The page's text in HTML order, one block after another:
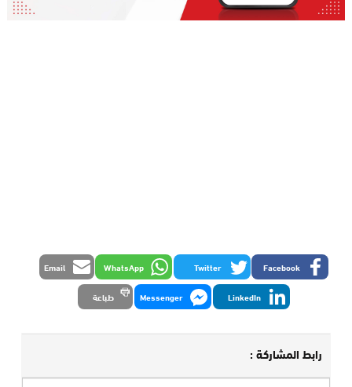
Facebook
Twitter
WhatsApp
Email
LinkedIn
Messenger طباعة
رابط المشاركة :